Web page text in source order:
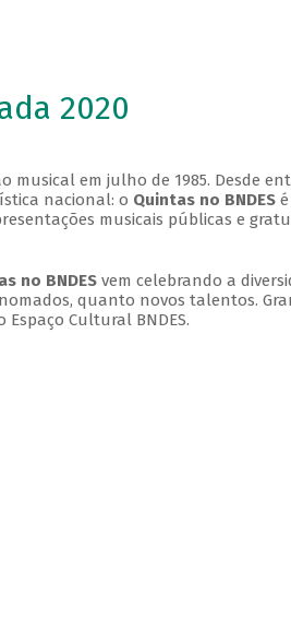
2020
musical em julho de 1985. Desde
nacional: o Quintas no BNDESé
musicais públicas e
no BNDESvem celebrando a
quanto novos talentos.
Cultural BNDES.